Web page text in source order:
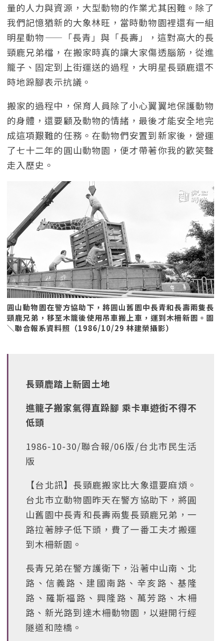
量的人力與資源，大型動物的作業尤其困難。除了
我們記憶猶新的大象林旺，當時動物園裡還有一組
明星動物——「長青」與「長壽」，這對高大的長
頸鹿兄弟檔，在搬家時真的讓大家傷透腦筋，從進
籠子、固定到上街運送的過程，大明星長頸鹿還不
時地跺腳表示抗議。
搬家的過程中，保育人員除了小心翼翼地保護動物
的身體，還要顧及動物的情緒，最後才能安全地完
成這項艱難的任務。在動物們安置到新家後，營運
了七十二年的圓山動物園，便才帶著你我的歡笑聲
走入歷史。
圓山動物園在警方協助下，將圓山舊園中長青和長壽兩隻長
頸鹿兄弟，移至木籠後使用吊車搬上車，運到木柵新園。圖
＼聯合報系資料照（1986/10/29 林建榮攝影）
長頸鹿踏上新園土地
進籠子搬家氣得直跺腳 乘卡車遊街不得不
低頭
1986-10-30/聯合報/06版/台北市民生活
版
【台北訊】長頸鹿搬家比大象還要麻煩。
台北市立動物園昨天在警方協助下，將圓
山舊園中長青和長壽兩隻長頸鹿兄弟，一
路拉著脖子低下頭，費了一番工夫才搬運
到木柵新園。
長青兄弟在警方護衛下，沿著中山南、北
路、信義路、建國南路、辛亥路、基隆
路、羅斯福路、興隆路、萬芳路、木柵
路、新光路到達木柵動物園，以避開行經
隧道和陸橋。